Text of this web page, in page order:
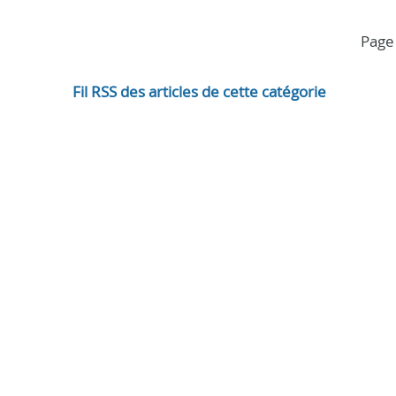
Fil RSS des articles de cette catégorie